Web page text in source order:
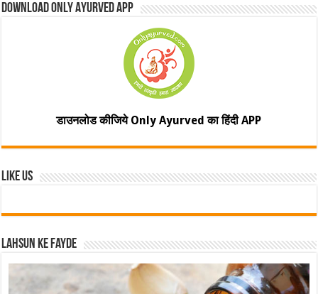
Download Only Ayurved App
डाउनलोड कीजिये Only Ayurved का हिंदी APP
Like Us
Lahsun ke fayde